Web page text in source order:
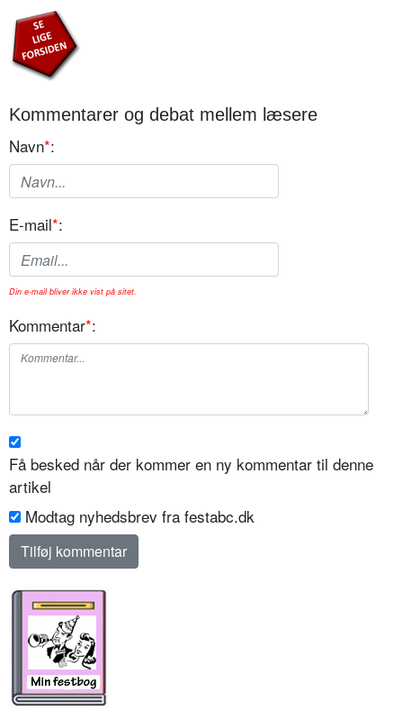
Kommentarer og debat mellem læsere
Navn*:
E-mail*:
Din e-mail bliver ikke vist på sitet.
Kommentar*:
Få besked når der kommer en ny kommentar til denne
artikel
Modtag nyhedsbrev fra festabc.dk